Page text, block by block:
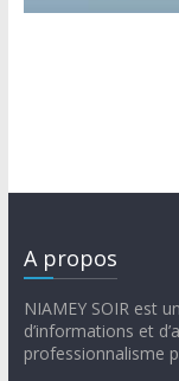
A propos
NIAMEY SOIR est
d’informations et
professionnalisme